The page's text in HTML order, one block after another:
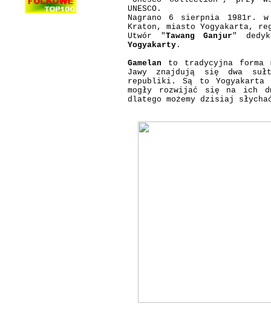
UNESCO.
Nagrano 6 sierpnia 1981r. w
Kraton, miasto Yogyakarta,
Utwór "Tawang Ganjur"
Yogyakarty .
Gamelan to tradycyjna forma
Jawy znajdują się dwa
republiki. Są to Yogyakarta
mogły rozwijać się na ich
dlatego możemy dzisiaj